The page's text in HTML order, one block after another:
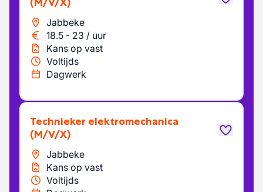
Jabbeke
18.5 - 23 / uur
Kans op vast
Voltijds
Dagwerk
Technieker elektromechanica
(M/V/X)
Jabbeke
Kans op vast
Voltijds